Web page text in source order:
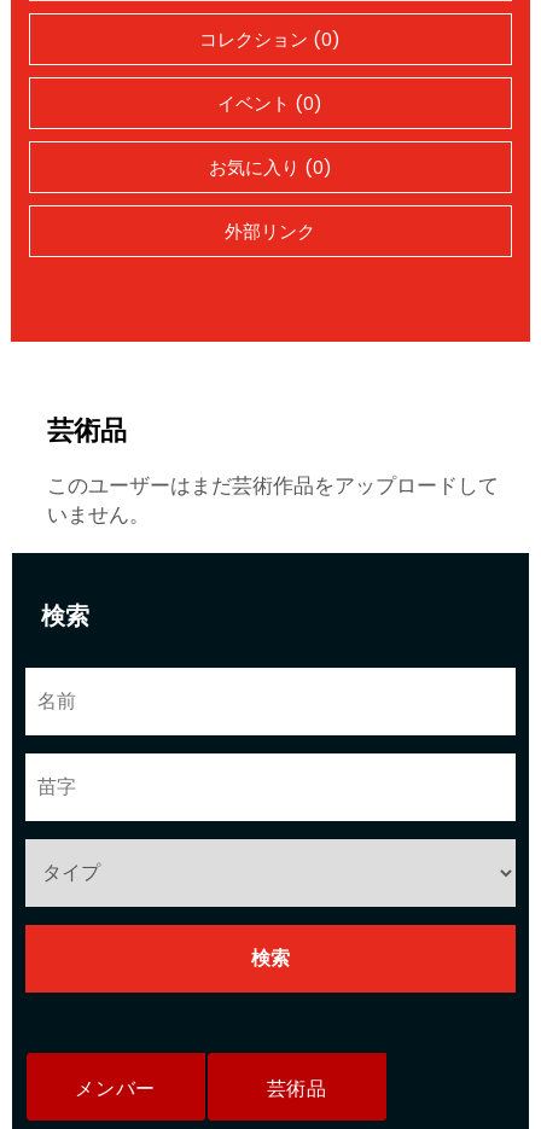
検索
メンバー 芸術品
コレクション (0)
イベント (0)
お気に入り (0)
外部リンク
芸術品
このユーザーはまだ芸術作品をアップロードして
いません。